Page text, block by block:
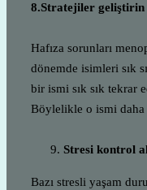
8.Stratejiler geliştirin
Hafıza sorunları
dönemde isimleri sık
bir ismi sık sık tekrar
Böylelikle o ismi
Stresi kontrol
Bazı stresli yaşam